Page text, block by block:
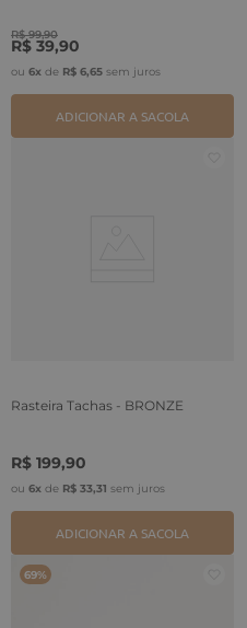
R$ 99,90
R$ 39,90
ou 6x de R$ 6,65 sem juros
ADICIONAR A SACOLA
Rasteira Tachas - BRONZE
R$ 199,90
ou 6x de R$ 33,31 sem juros
ADICIONAR A SACOLA
69%